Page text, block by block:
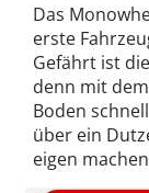
Das
erste
Gefährt ist
denn mit
Boden
über ein
eigen